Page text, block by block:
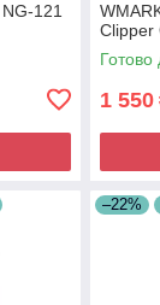
121
Clipper
Готово
1 550
–22%